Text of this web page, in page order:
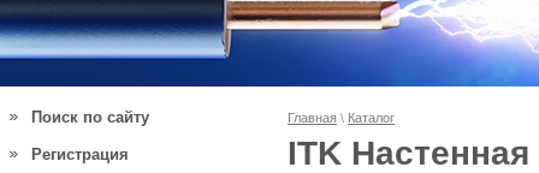
Главная \ Каталог
ITK
Поиск по сайту
Регистрация